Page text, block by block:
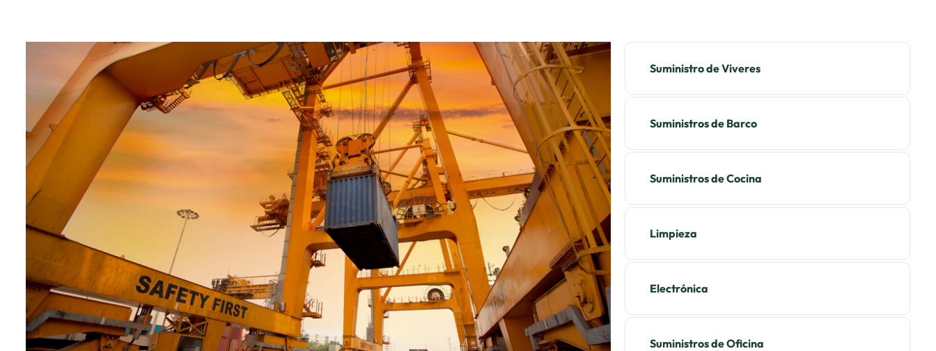
Suministro de Viveres
Suministros de Barco
Suministros de Cocina
Limpieza
Electrónica
Suministros de Oficina